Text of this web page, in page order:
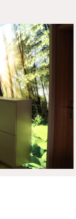
komplette
Von der
der Ware,
mehrere
Ergebnis zu
finden